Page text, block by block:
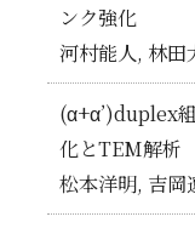
ンク強化
河村能人, 林田
(α+α’)duplex
化とTEM解析
松本洋明, 吉岡